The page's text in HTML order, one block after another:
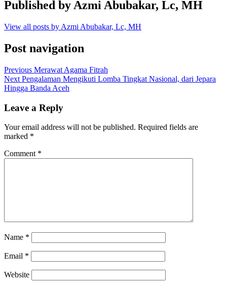
Published by Azmi Abubakar, Lc, MH
View all posts by Azmi Abubakar, Lc, MH
Post navigation
Previous Merawat Agama Fitrah
Next Pengalaman Mengikuti Lomba Tingkat Nasional, dari Jepara
Hingga Banda Aceh
Leave a Reply
Your email address will not be published. Required fields are
marked *
Comment *
Name *
Email *
Website